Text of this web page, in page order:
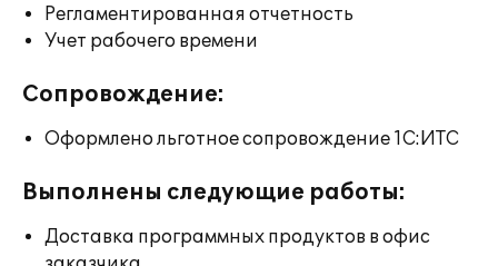
Регламентированная отчетность
Учет рабочего времени
Сопровождение:
Оформлено льготное сопровождение 1С:ИТС
Выполнены следующие работы:
Доставка программных продуктов в офис